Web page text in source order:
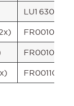
LU1 630 867